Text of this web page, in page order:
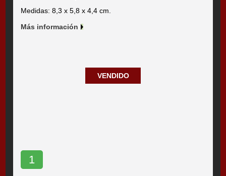
Medidas: 8,3 x 5,8 x 4,4 cm.
Más información
VENDIDO
1